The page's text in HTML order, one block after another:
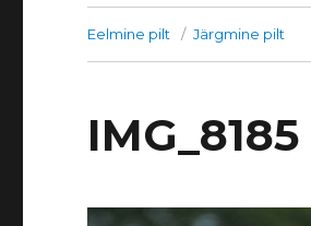
Eelmine pilt Järgmine pilt
IMG_8185